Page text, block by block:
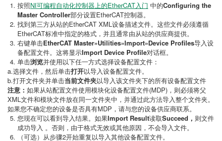
按照NI可编程自动化控制器上的EtherCAT入门 中的Configuring the
Master Controller部分设置EtherCAT控制器。
找到第三方从站的EtherCAT XML设备描述文件。这些文件必须遵循
EtherCAT标准中指定的格式，并且通常由从站的供应商提供。
右键单击EtherCAT Master»Utilities»Import»Device Profiles导入设
备配置文件。这将显示Import Device Profile对话框。
单击浏览并使用以下任一方式选择设备配置文件：
a.选择文件，然后单击打开以导入设备配置文件。
b.打开文件夹并单击当前文件夹以导入该文件夹下的所有设备配置文件
注意： 如果从站配置文件使用模块化设备配置文件(MDP)，则必须将父
XML文件和模块文件放在同一文件夹中，并通过此方法导入整个文件夹。
如果您不确定您的设备是否具有MDP，请与您的设备供应商联系。
您现在可以看到导入结果。如果Import Result读取Succeed， 则文件
成功导入 。否则，由于格式无效或其他原因，不会导入文件。
（可选）从步骤2开始重复以导入其他设备配置文件。